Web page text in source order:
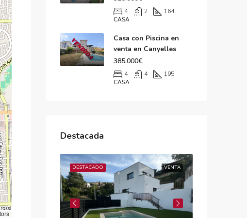
4 2
164
CASA
Casa con Piscina en
venta en Canyelles
385.000€
4 4
195
CASA
Destacada
VENTA
DESTACADO